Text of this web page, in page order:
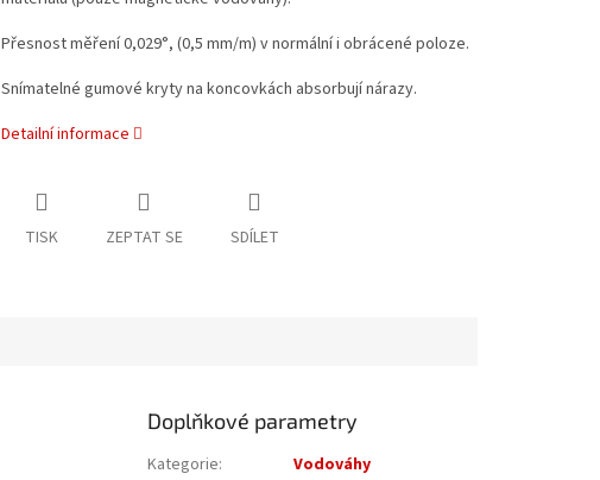
Přesnost měření 0,029°, (0,5 mm/m) v normální i obrácené poloze.
Snímatelné gumové kryty na koncovkách absorbují nárazy.
Detailní informace
TISK ZEPTAT SE SDÍLET
Doplňkové parametry
Kategorie:
Vodováhy